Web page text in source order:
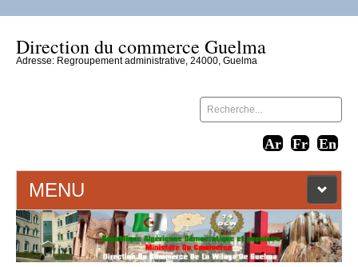
Direction du commerce Guelma
Adresse: Regroupement administrative, 24000, Guelma
MENU
ACCUEIL